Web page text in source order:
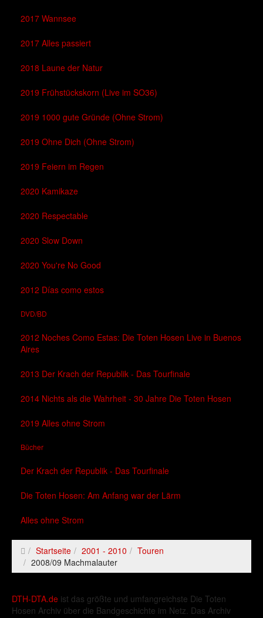
2017 Wannsee
2017 Alles passiert
2018 Laune der Natur
2019 Frühstückskorn (Live im SO36)
2019 1000 gute Gründe (Ohne Strom)
2019 Ohne Dich (Ohne Strom)
2019 Feiern im Regen
2020 Kamikaze
2020 Respectable
2020 Slow Down
2020 You're No Good
2012 Días como estos
DVD/BD
2012 Noches Como Estas: Die Toten Hosen Live in Buenos
Aires
2013 Der Krach der Republik - Das Tourfinale
2014 Nichts als die Wahrheit - 30 Jahre Die Toten Hosen
2019 Alles ohne Strom
Bücher
Der Krach der Republik - Das Tourfinale
Die Toten Hosen: Am Anfang war der Lärm
Alles ohne Strom
Startseite 2001 - 2010
Touren
2008/09 Machmalauter
DTH-DTA.de ist das größte und umfangreichste Die Toten
Hosen Archiv über die Bandgeschichte im Netz. Das Archiv